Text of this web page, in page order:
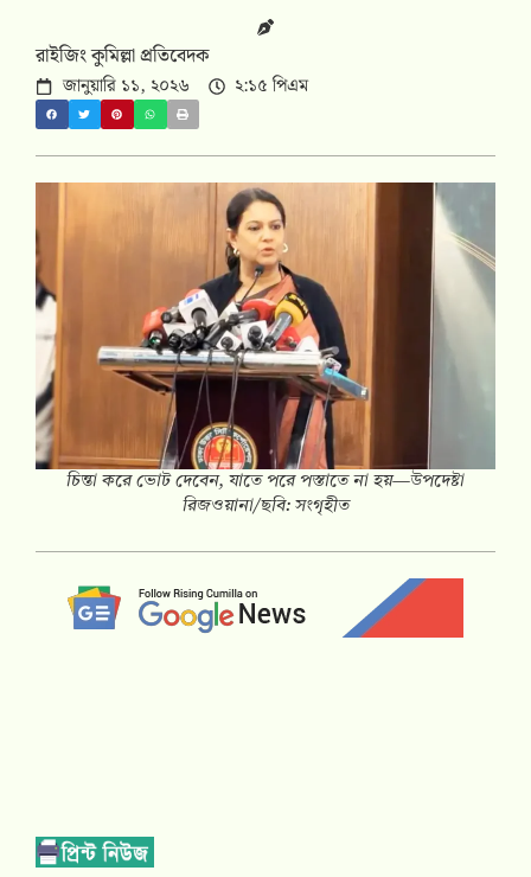
রাইজিং কুমিল্লা প্রতিবেদক
জানুয়ারি ১১, ২০২৬ ২:১৫ পিএম
চিন্তা করে ভোট দেবেন, যাতে পরে পস্তাতে না হয়—উপদেষ্টা
রিজওয়ানা/ছবি: সংগৃহীত